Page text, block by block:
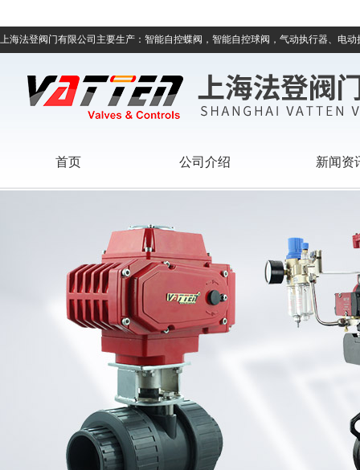
上海法登阀门有限公司主要生产：智能自控蝶阀，智能自控球阀，气动执行器、电
首页 公司介绍 新闻资